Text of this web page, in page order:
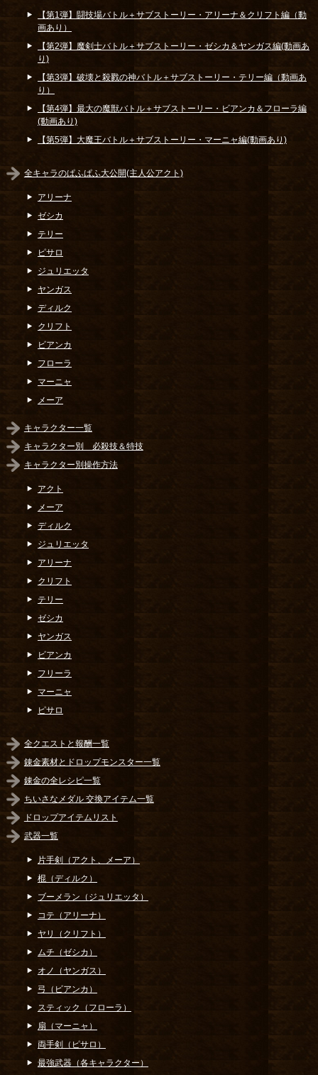
【第1弾】闘技場バトル＋サブストーリー・アリーナ＆クリフト編（動
画あり）
【第2弾】魔剣士バトル＋サブストーリー・ゼシカ＆ヤンガス編(動画あ
り)
【第3弾】破壊と殺戮の神バトル＋サブストーリー・テリー編（動画あ
り）
【第4弾】最大の魔獣バトル＋サブストーリー・ビアンカ＆フローラ編
(動画あり)
【第5弾】大魔王バトル＋サブストーリー・マーニャ編(動画あり)
全キャラのぱふぱふ大公開(主人公アクト)
アリーナ
ゼシカ
テリー
ピサロ
ジュリエッタ
ヤンガス
ディルク
クリフト
ビアンカ
フローラ
マーニャ
メーア
キャラクター一覧
キャラクター別 必殺技＆特技
キャラクター別操作方法
アクト
メーア
ディルク
ジュリエッタ
アリーナ
クリフト
テリー
ゼシカ
ヤンガス
ビアンカ
フリーラ
マーニャ
ピサロ
全クエストと報酬一覧
錬金素材とドロップモンスター一覧
錬金の全レシピ一覧
ちいさなメダル 交換アイテム一覧
ドロップアイテムリスト
武器一覧
片手剣（アクト、メーア）
棍（ディルク）
ブーメラン（ジュリエッタ）
コテ（アリーナ）
ヤリ（クリフト）
ムチ（ゼシカ）
オノ（ヤンガス）
弓（ビアンカ）
スティック（フローラ）
扇（マーニャ）
両手剣（ピサロ）
最強武器（各キャラクター）